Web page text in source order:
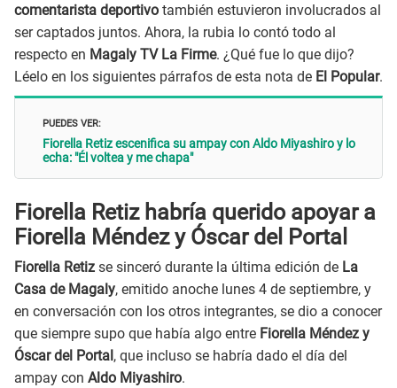
comentarista deportivo también estuvieron involucrados al
ser captados juntos. Ahora, la rubia lo contó todo al
respecto en Magaly TV La Firme. ¿Qué fue lo que dijo?
Léelo en los siguientes párrafos de esta nota de El Popular.
PUEDES VER:
Fiorella Retiz escenifica su ampay con Aldo Miyashiro y lo
echa: "Él voltea y me chapa"
Fiorella Retiz habría querido apoyar a
Fiorella Méndez y Óscar del Portal
Fiorella Retiz se sinceró durante la última edición de La
Casa de Magaly, emitido anoche lunes 4 de septiembre, y
en conversación con los otros integrantes, se dio a conocer
que siempre supo que había algo entre Fiorella Méndez y
Óscar del Portal , que incluso se habría dado el día del
ampay con Aldo Miyashiro.